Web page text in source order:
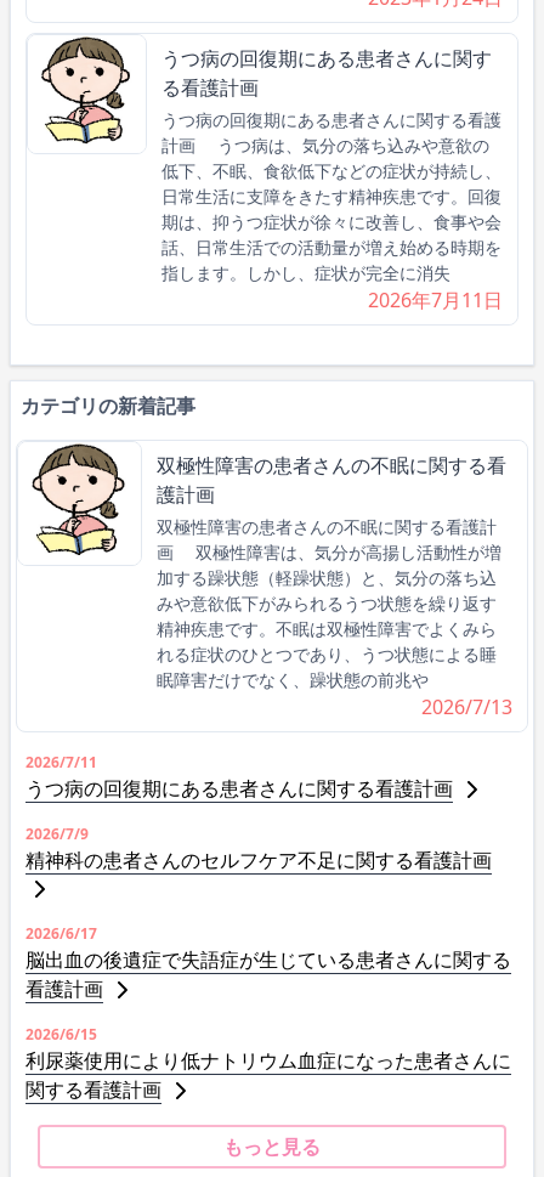
うつ病の回復期にある患者さんに関す
る看護計画
うつ病の回復期にある患者さんに関する看護
計画 うつ病は、気分の落ち込みや意欲の
低下、不眠、食欲低下などの症状が持続し、
日常生活に支障をきたす精神疾患です。回復
期は、抑うつ症状が徐々に改善し、食事や会
話、日常生活での活動量が増え始める時期を
指します。しかし、症状が完全に消失
2026年7月11日
カテゴリの新着記事
双極性障害の患者さんの不眠に関する看
護計画
双極性障害の患者さんの不眠に関する看護計
画 双極性障害は、気分が高揚し活動性が増
加する躁状態（軽躁状態）と、気分の落ち込
みや意欲低下がみられるうつ状態を繰り返す
精神疾患です。不眠は双極性障害でよくみら
れる症状のひとつであり、うつ状態による睡
眠障害だけでなく、躁状態の前兆や
2026/7/13
2026/7/11
うつ病の回復期にある患者さんに関する看護計画
2026/7/9
精神科の患者さんのセルフケア不足に関する看護計画
2026/6/17
脳出血の後遺症で失語症が生じている患者さんに関する
看護計画
2026/6/15
利尿薬使用により低ナトリウム血症になった患者さんに
関する看護計画
もっと見る